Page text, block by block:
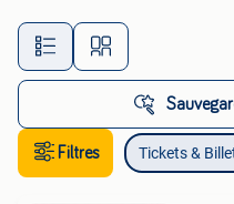
Toutes
Filtres Tickets &